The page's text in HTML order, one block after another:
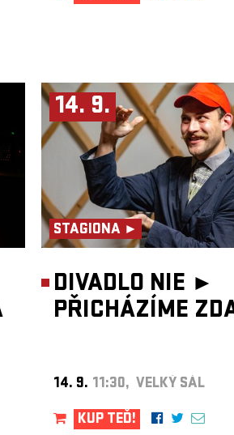
14. 9.
STAGIONA ►
DIVADLO NIE ►
PŘICHÁZÍME
14. 9. 11:30, VELKÝ SÁL
KUP TEĎ!